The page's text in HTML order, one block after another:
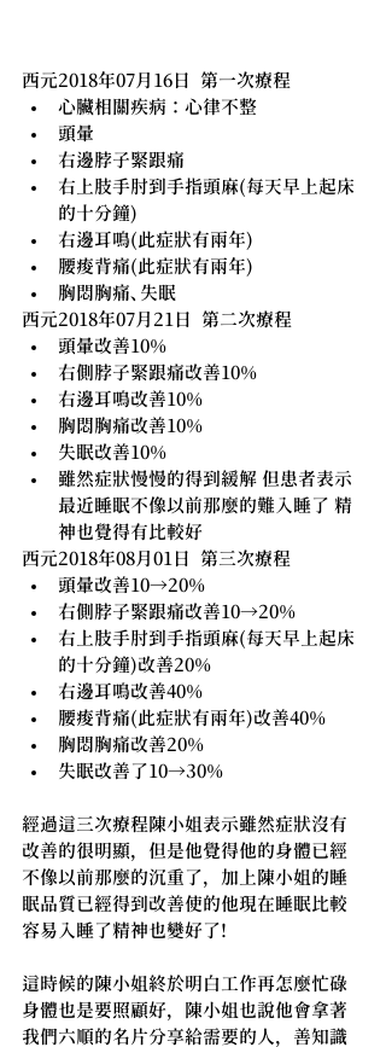
西元2018年07月16日  第一次療程
心臟相關疾病：心律不整
頭暈
右邊脖子緊跟痛
右上肢手肘到手指頭麻(每天早上起床
的十分鐘)
右邊耳鳴(此症狀有兩年)
腰痠背痛(此症狀有兩年)
胸悶胸痛、失眠
西元2018年07月21日  第二次療程
頭暈改善10%
右側脖子緊跟痛改善10%
右邊耳鳴改善10%
胸悶胸痛改善10%
失眠改善10%
雖然症狀慢慢的得到緩解 但患者表示
最近睡眠不像以前那麼的難入睡了 精
神也覺得有比較好
西元2018年08月01日  第三次療程
頭暈改善10→20%
右側脖子緊跟痛改善10→20%
右上肢手肘到手指頭麻(每天早上起床
的十分鐘)改善20%
右邊耳鳴改善40%
腰痠背痛(此症狀有兩年)改善40%
胸悶胸痛改善20%
失眠改善了10→30%
經過這三次療程陳小姐表示雖然症狀沒有
改善的很明顯，但是他覺得他的身體已經
不像以前那麼的沉重了，加上陳小姐的睡
眠品質已經得到改善使的他現在睡眠比較
容易入睡了精神也變好了!
這時候的陳小姐終於明白工作再怎麼忙碌
身體也是要照顧好，陳小姐也說他會拿著
我們六順的名片分享給需要的人，善知識